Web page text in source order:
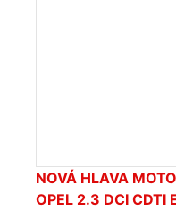
NOVÁ HLAVA
OPEL 2.3 DCI CDTI